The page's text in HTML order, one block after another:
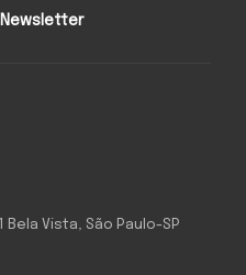
Bela Vista, São Paulo-SP
Newsletter